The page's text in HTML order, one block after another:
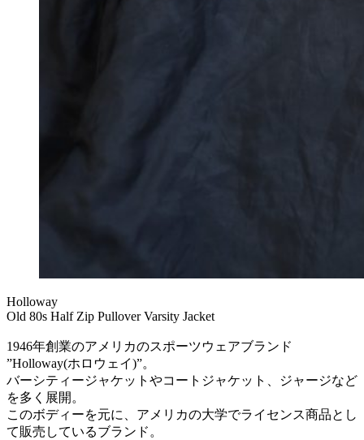
Holloway
Old 80s Half Zip Pullover Varsity Jacket
1946年創業のアメリカのスポーツウェアブランド
”Holloway(ホロウェイ)”。
バーシティージャケットやコートジャケット、ジャージなど
を多く展開。
このボディーを元に、アメリカの大学でライセンス商品とし
て販売しているブランド。